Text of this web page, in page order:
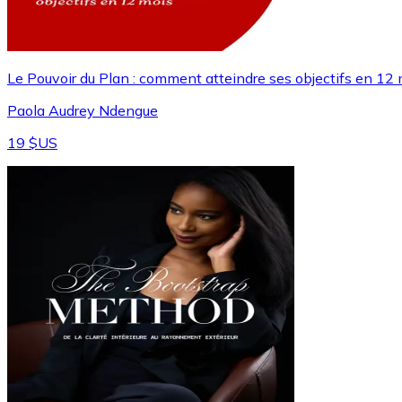
Le Pouvoir du Plan : comment atteindre ses objectifs en 12
Paola Audrey Ndengue
19 $US